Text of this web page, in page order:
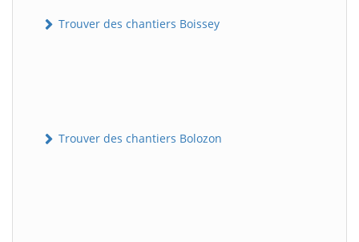
Trouver des chantiers Boissey
Trouver des chantiers Bolozon